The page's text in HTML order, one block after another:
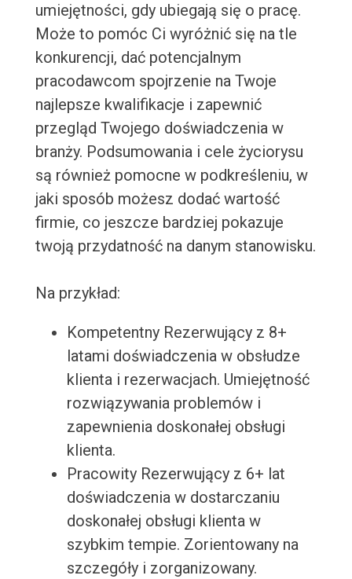
umiejętności, gdy ubiegają się o pracę.
Może to pomóc Ci wyróżnić się na tle
konkurencji, dać potencjalnym
pracodawcom spojrzenie na Twoje
najlepsze kwalifikacje i zapewnić
przegląd Twojego doświadczenia w
branży. Podsumowania i cele życiorysu
są również pomocne w podkreśleniu, w
jaki sposób możesz dodać wartość
firmie, co jeszcze bardziej pokazuje
twoją przydatność na danym stanowisku.
Na przykład:
Kompetentny Rezerwujący z 8+
latami doświadczenia w obsłudze
klienta i rezerwacjach. Umiejętność
rozwiązywania problemów i
zapewnienia doskonałej obsługi
klienta.
Pracowity Rezerwujący z 6+ lat
doświadczenia w dostarczaniu
doskonałej obsługi klienta w
szybkim tempie. Zorientowany na
szczegóły i zorganizowany.